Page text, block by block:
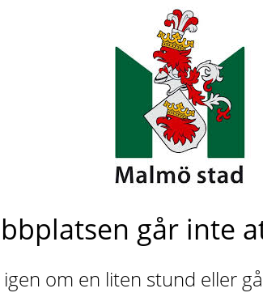
går inte
om en liten stund eller